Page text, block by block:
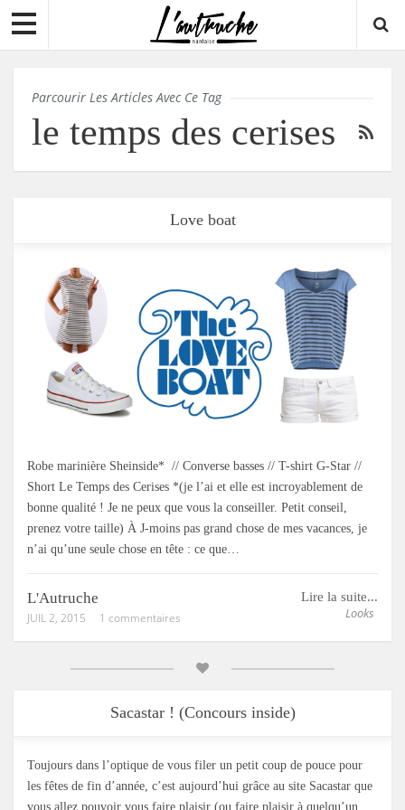
Parcourir Les Articles Avec Ce Tag
le temps des cerises
Love boat
Robe marinière Sheinside* // Converse basses // T-shirt G-Star //
Short Le Temps des Cerises *(je l’ai et elle est incroyablement de
bonne qualité ! Je ne peux que vous la conseiller. Petit conseil,
prenez votre taille) À J-moins pas grand chose de mes vacances, je
n’ai qu’une seule chose en tête : ce que…
Lire la suite...
Looks
L'Autruche
JUIL 2, 2015 1 commentaires
Sacastar ! (Concours inside)
Toujours dans l’optique de vous filer un petit coup de pouce pour
les fêtes de fin d’année, c’est aujourd’hui grâce au site Sacastar que
vous allez pouvoir vous faire plaisir (ou faire plaisir à quelqu’un